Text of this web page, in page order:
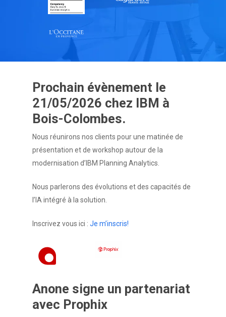
Prochain évènement le
21/05/2026 chez IBM à
Bois-Colombes.
Nous réunirons nos clients pour une matinée de
présentation et de workshop autour de la
modernisation d’IBM Planning Analytics.
Nous parlerons des évolutions et des capacités de
l’IA intégré à la solution.
Inscrivez vous ici :Je m’inscris!
Anone signe un partenariat
avec Prophix